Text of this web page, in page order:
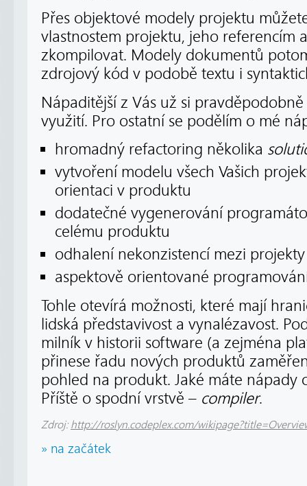
Přes objektové modely projektu
vlastnostem projektu, jeho referencím
zkompilovat. Modely dokumentů
zdrojový kód v podobě textu i
Nápaditější z Vás už si
využití. Pro ostatní se podělím o mé
hromadný refactoring několika
vytvoření modelu všech Vašich
orientaci v produktu
dodatečné vygenerování
celému produktu
odhalení nekonzistencí mezi projekty
aspektově orientované
Tohle otevírá možnosti, které mají
lidská představivost a vynalézavost.
milník v historii software (a zejména
přinese řadu nových produktů
pohled na produkt. Jaké máte nápady
Příště o spodní vrstvě – compiler.
Zdroj:http://roslyn.codeplex.com/
» na začátek